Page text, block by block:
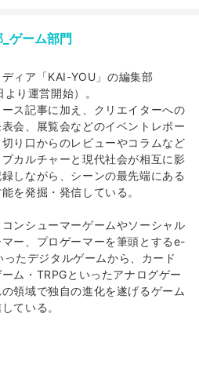
ゲーム部門
ィア「KAI-YOU」の編集部
り運営開始）。
ス記事に加え、クリエイターへの
会、展覧会などのイベントレポー
切り口からのレビューやコラムなど
カルチャーと現代社会が相互に影
しながら、シーンの最先端にある
を発掘・発信している。
ンシューマーゲームやソーシャル
ー、プロゲーマーを筆頭とするe-
たデジタルゲームから、カード
ム・TRPGといったアナログゲー
領域で独自の進化を遂げるゲーム
ている。